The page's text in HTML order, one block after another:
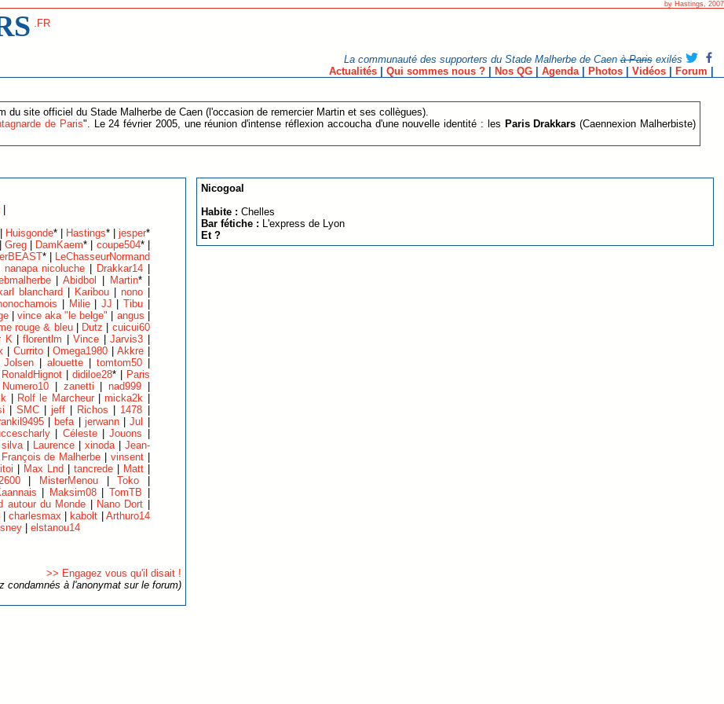
by Hastings, 2007
.FR
La communauté des supporters du Stade Malherbe de Caenà Parisexilés
Actualités| Qui sommes nous ?| Nos QG| Agenda| Photos| Vidéos| Forum |
site officiel du Stade Malherbe de Caen (l'occasion de remercier Martin et ses collègues).
de Paris". Le 24 février 2005, une réunion d'intense réflexion accoucha d'une nouvelle identité : les Paris Drakkars (Caennexion Malherbiste)
Huisgonde* | Hastings* | jesper*
Greg DamKaem* | coupe504* |
* |
LeChasseurNormand
nanapa nicoluche Drakkar14|
|Abidbol Martin* |
karl blanchard Karibou nono|
Milie| JJ Tibu|
|vince aka "le belge" angus
rouge & bleu| Dutz
cuicui60
K|florentlm |Vince |Jarvis3
Currito|Omega1980 Akkre|
Jolsen| alouette| tomtom50|
RonaldHignot| didiloe28* |
Paris
Numero10 zanetti nad999
Rolf le Marcheur|micka2k
SMC|jeff Richos 1478
| befa| jerwann|Jul
| Céleste|Jouons
| Laurence xinoda| Jean-
François de Malherbe vinsent|
Max Lnd tancrede| Matt|
| MisterMenou|Toko
Maksim08| TomTB
autour du Monde Nano Dort
| charlesmax kabolt
Arthuro14
|elstanou14
>> Engagez vous qu'il disait !
condamnés à l'anonymat sur le forum)
Nicogoal
Habite : Chelles
Bar fétiche : L'express de Lyon
Et ?